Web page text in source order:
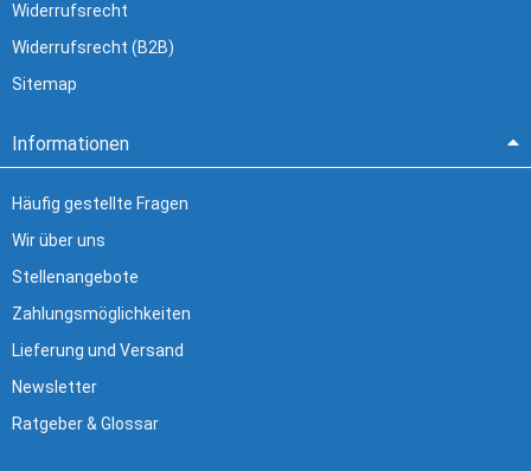
Widerrufsrecht
Widerrufsrecht (B2B)
Sitemap
Informationen
Häufig gestellte Fragen
Wir über uns
Stellenangebote
Zahlungsmöglichkeiten
Lieferung und Versand
Newsletter
Ratgeber & Glossar